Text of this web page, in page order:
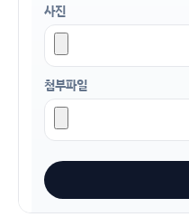
사진
첨부파일